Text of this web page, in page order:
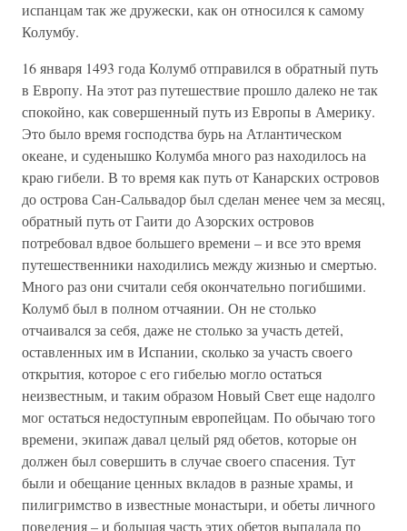
испанцам так же дружески, как он относился к самому
Колумбу.
16 января 1493 года Колумб отправился в обратный путь
в Европу. На этот раз путешествие прошло далеко не так
спокойно, как совершенный путь из Европы в Америку.
Это было время господства бурь на Атлантическом
океане, и суденышко Колумба много раз находилось на
краю гибели. В то время как путь от Канарских островов
до острова Сан-Сальвадор был сделан менее чем за месяц,
обратный путь от Гаити до Азорских островов
потребовал вдвое большего времени – и все это время
путешественники находились между жизнью и смертью.
Много раз они считали себя окончательно погибшими.
Колумб был в полном отчаянии. Он не столько
отчаивался за себя, даже не столько за участь детей,
оставленных им в Испании, сколько за участь своего
открытия, которое с его гибелью могло остаться
неизвестным, и таким образом Новый Свет еще надолго
мог остаться недоступным европейцам. По обычаю того
времени, экипаж давал целый ряд обетов, которые он
должен был совершить в случае своего спасения. Тут
были и обещание ценных вкладов в разные храмы, и
пилигримство в известные монастыри, и обеты личного
поведения – и большая часть этих обетов выпадала по